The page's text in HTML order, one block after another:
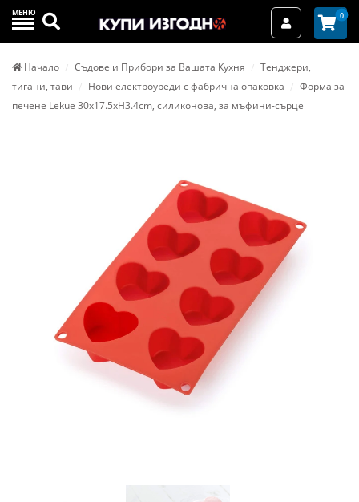
МЕНЮ Търси Вход / 0
Начало Съдове и Прибори за Вашата Кухня
Тенджери,
тигани, тави
Нови електроуреди с фабрична опаковка
Форма за
печене Lekue 30x17.5xH3.4cm, силиконова, за мъфини-сърце